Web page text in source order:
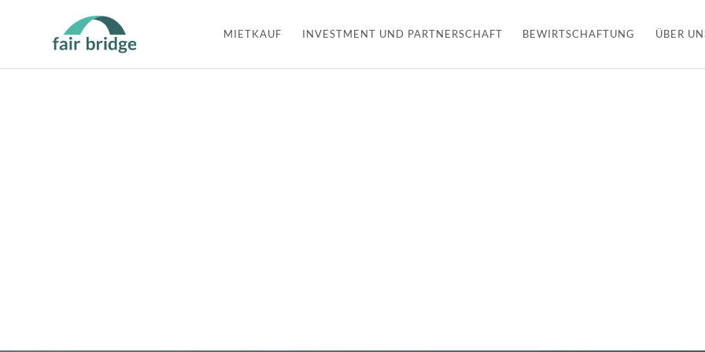
MIETKAUF INVESTMENT UND PARTNERSCHAFT BEWIRTSCHAFTUNG ÜBER